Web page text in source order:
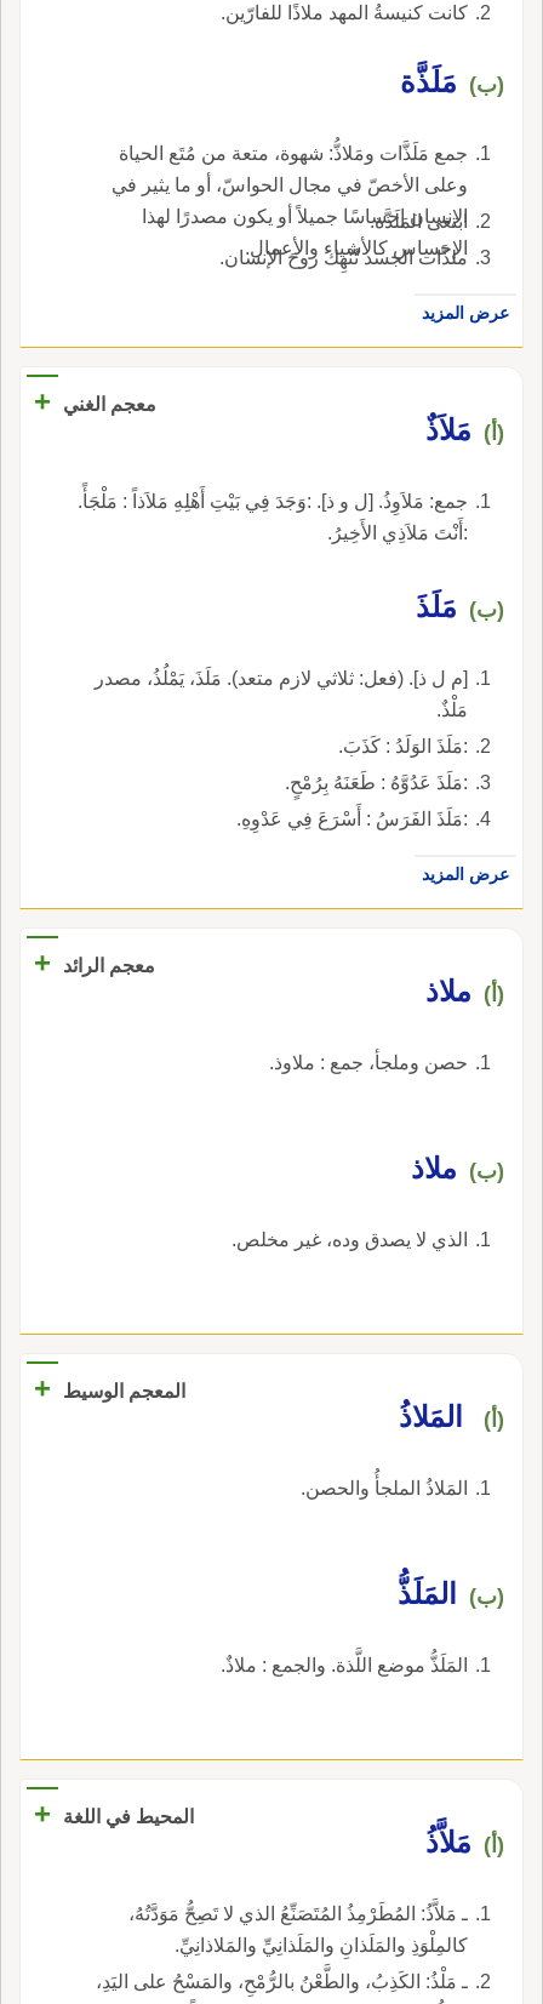
كانت كنيسةُ المهد ملاذًا للفارّين.
(ب) مَلَذَّة
جمع مَلَذَّات ومَلاذُّ: شهوة، متعة من مُتَع الحياة
وعلى الأخصّ في مجال الحواسّ، أو ما يثير في
الإنسان إحساسًا جميلاً أو يكون مصدرًا لهذا
الإحساس كالأشياء والأعمال.
ابتغى المَلَذَّة.
ملذَّات الجسد تُنْهِك روحَ الإنسان.
عرض المزيد
معجم الغني +
(أ) مَلاَذٌ
جمع: مَلاَوِذُ. [ل و ذ]. :وَجَدَ فِي بَيْتِ أَهْلِهِ مَلاَذاً : مَلْجَأً.
:أَنْتَ مَلاَذِي الأَخِيرُ.
(ب) مَلَذَ
[م ل ذ]. (فعل: ثلاثي لازم متعد). مَلَذَ، يَمْلُذُ، مصدر
مَلْذٌ.
:مَلَذَ الوَلَدُ : كَذَبَ.
:مَلَذَ عَدُوَّهُ : طَعَنَهُ بِرُمْحٍ.
:مَلَذَ الفَرَسُ : أَسْرَعَ فِي عَدْوِهِ.
عرض المزيد
معجم الرائد +
(أ) ملاذ
حصن وملجأ، جمع : ملاوذ.
(ب) ملاذ
الذي لا يصدق وده، غير مخلص.
المعجم الوسيط +
(أ) المَلاذُ
المَلاذُ الملجأُ والحصن.
(ب) المَلَذُّ
المَلَذُّ موضع اللَّذة. والجمع : ملاذٌ.
المحيط في اللغة +
(أ) مَلاَّذُ
ـ مَلاَّذُ: المُطَرْمِذُ المُتَصَنِّعُ الذي لا تَصِحُّ مَوَدَّتُهُ،
كالمِلْوَذِ والمَلَذانِ والمَلَذانِيِّ والمَلاذانِيِّ.
ـ مَلْذُ: الكَذِبُ، والطَّعْنُ بالرُّمْحِ، والمَسْحُ على اليَدِ،